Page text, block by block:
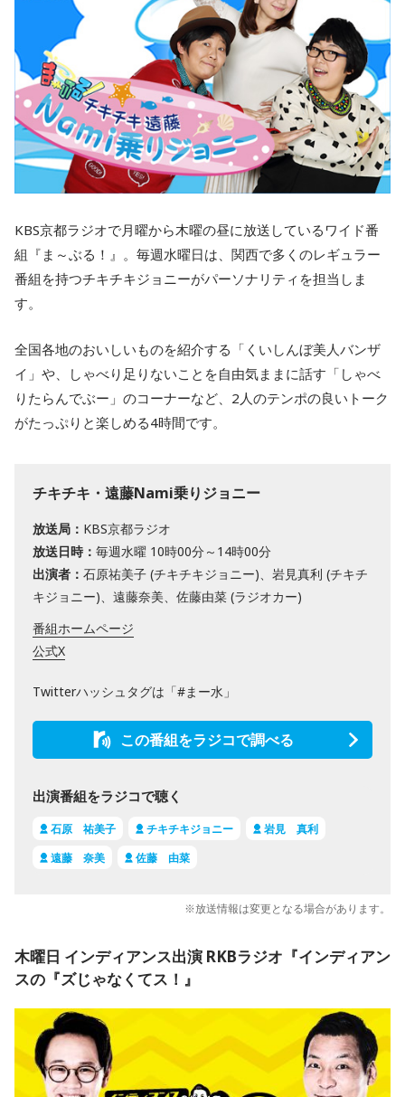
KBS京都ラジオで月曜から木曜の昼に放送しているワイド番
組『ま～ぶる！』。毎週水曜日は、関西で多くのレギュラー
番組を持つチキチキジョニーがパーソナリティを担当しま
す。
全国各地のおいしいものを紹介する「くいしんぼ美人バンザ
イ」や、しゃべり足りないことを自由気ままに話す「しゃべ
りたらんでぶー」のコーナーなど、2人のテンポの良いトーク
がたっぷりと楽しめる4時間です。
チキチキ・遠藤Nami乗りジョニー
放送局： KBS京都ラジオ
放送日時： 毎週水曜 10時00分～14時00分
出演者： 石原祐美子 (チキチキジョニー)、岩見真利 (チキチ
キジョニー)、遠藤奈美、佐藤由菜 (ラジオカー)
番組ホームページ
公式X
Twitterハッシュタグは「#まー水」
この番組をラジコで調べる
出演番組をラジコで聴く
石原 祐美子 チキチキジョニー
岩見 真利
遠藤 奈美
佐藤 由菜
※放送情報は変更となる場合があります。
木曜日 インディアンス出演 RKBラジオ『インディアン
スの『ズじゃなくてス！』